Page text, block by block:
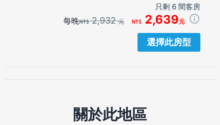
只剩 6 間客房
每晚 2,932元 2,639元
選擇此房型
關於此地區